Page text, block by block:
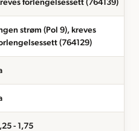
strøm (Pol 9), kreves
(764129)
- 1,75